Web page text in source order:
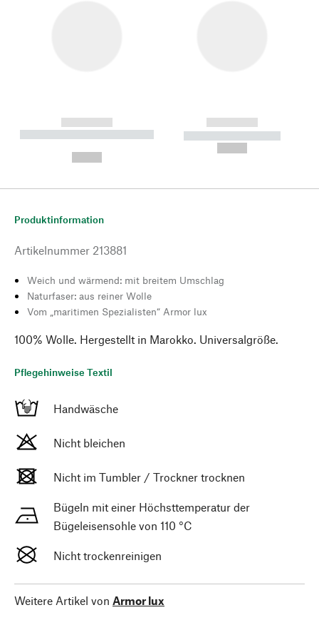
------------
----------- ----------- --------
------------
----------- -----------
Produktinformation
Artikelnummer 213881
Weich und wärmend: mit breitem Umschlag
Naturfaser: aus reiner Wolle
Vom „maritimen Spezialisten“ Armor lux
100% Wolle. Hergestellt in Marokko. Universalgröße.
Pflegehinweise Textil
Handwäsche
Nicht bleichen
Nicht im Tumbler / Trockner trocknen
Bügeln mit einer Höchsttemperatur der
Bügeleisensohle von 110 °C
Nicht trockenreinigen
Weitere Artikel von Armor lux